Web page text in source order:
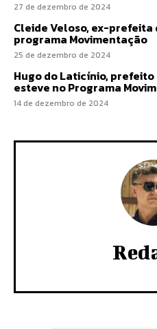
27 de dezembro de 2024
Cleide Veloso, ex-prefeita
programa Movimentação
25 de dezembro de 2024
Hugo do Laticínio, prefeito
esteve no Programa
14 de dezembro de 2024